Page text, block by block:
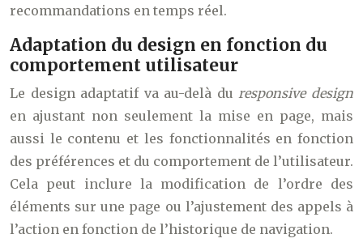
recommandations en temps réel.
Adaptation du design en fonction du
comportement utilisateur
Le design adaptatif va au-delà duresponsive design
en ajustant non seulement la mise en page, mais
aussi le contenu et les fonctionnalités en fonction
des préférences et du comportement de l’utilisateur.
Cela peut inclure la modification de l’ordre des
éléments sur une page ou l’ajustement des appels à
l’action en fonction de l’historique de navigation.